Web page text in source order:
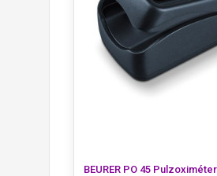
BEURER PO 45